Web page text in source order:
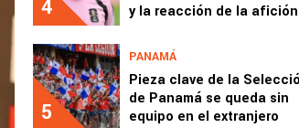
4
y la reacción de la afición
5
PANAMÁ
Pieza clave de la
de Panamá se queda sin
equipo en el extranjero